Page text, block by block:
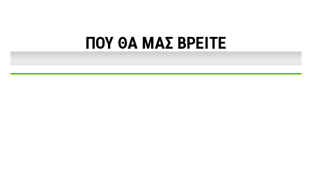
ΠΟΥ ΘΑ ΜΑΣ ΒΡΕΙΤΕ